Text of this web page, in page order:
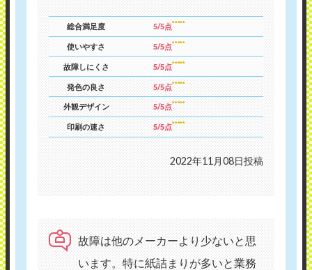
総合満足度 5/5点
使いやすさ 5/5点
故障しにくさ 5/5点
発色の良さ 5/5点
外観デザイン 5/5点
印刷の速さ 5/5点
2022年11月08日投稿
故障は他のメーカーより少ないと思
います。特に紙詰まりが多いと業務